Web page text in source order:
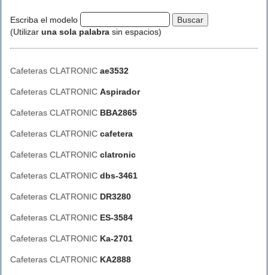
Escriba el modelo
(Utilizar una sola palabra sin espacios)
Cafeteras CLATRONIC ae3532
Cafeteras CLATRONIC Aspirador
Cafeteras CLATRONIC BBA2865
Cafeteras CLATRONIC cafetera
Cafeteras CLATRONIC clatronic
Cafeteras CLATRONIC dbs-3461
Cafeteras CLATRONIC DR3280
Cafeteras CLATRONIC ES-3584
Cafeteras CLATRONIC Ka-2701
Cafeteras CLATRONIC KA2888